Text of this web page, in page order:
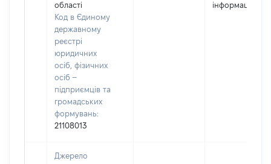
області
Код в Єдиному
державному
реєстрі
юридичних
осіб, фізичних
осіб –
підприємців та
громадських
формувань:
21108013
інформацію]
Джерело